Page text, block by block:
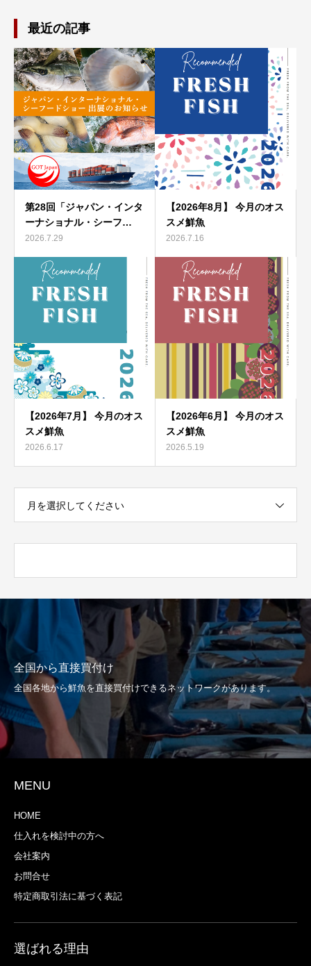
最近の記事
第28回「ジャパン・インタ
ーナショナル・シーフ…
2026.7.29
【2026年8月】 今月のオス
スメ鮮魚
2026.7.16
【2026年7月】 今月のオス
スメ鮮魚
2026.6.17
【2026年6月】 今月のオス
スメ鮮魚
2026.5.19
月を選択してください
全国から直接買付け
全国各地から鮮魚を直接買付けできるネットワークがあります。
MENU
HOME
仕入れを検討中の方へ
会社案内
お問合せ
特定商取引法に基づく表記
選ばれる理由